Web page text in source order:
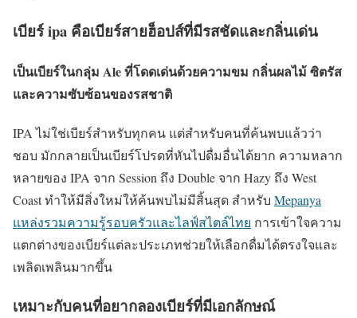
เบียร์ ipa คือเบียร์สายฮ็อปส์ที่มีรสชัดและกลิ่นเด่น
เป็นเบียร์ในกลุ่ม Ale ที่โดดเด่นด้วยความขม กลิ่นผลไม้ ซิตรัส
และความซับซ้อนของรสชาติ
IPA ไม่ใช่เบียร์สำหรับทุกคน แต่สำหรับคนที่ค้นพบแล้วว่า
ชอบ มักกลายเป็นเบียร์โปรดที่หันไปดื่มอื่นได้ยาก ความหลาก
หลายของ IPA จาก Session ถึง Double จาก Hazy ถึง West
Coast ทำให้มีสิ่งใหม่ให้ค้นพบไม่มีสิ้นสุด สำหรับ Mepanya
แหล่งรวมความรู้รอบครัวและไลฟ์สไตล์ไทย การเข้าใจความ
แตกต่างของเบียร์แต่ละประเภทช่วยให้เลือกดื่มได้ตรงใจและ
เพลิดเพลินมากขึ้น
เหมาะกับคนที่อยากลองเบียร์ที่มีเอกลักษณ์